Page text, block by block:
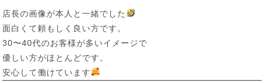
店長の画像が本人と一緒でした
面白くて頼もしく良い方です。
30〜40代のお客様が多いイメージで
優しい方がほとんどです。
安心して働けています